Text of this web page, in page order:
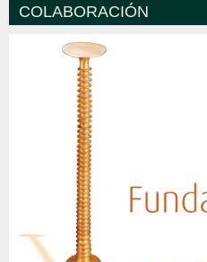
COLABORACIÓN